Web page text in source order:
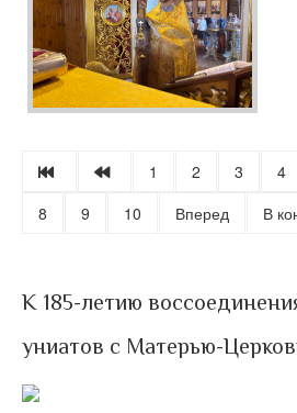
1 2 3 4
8
9 10 Вперед В
К 185-летию
униатов с Матерью-